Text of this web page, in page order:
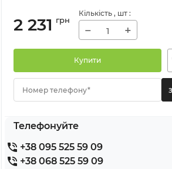
2 231 грн
Кількість , шт :
− +
Купити
Номер телефону*
Телефонуйте
+38 095 525 59 09
+38 068 525 59 09